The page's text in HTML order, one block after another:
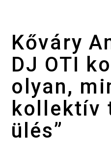
Kőváry
DJ OTI
olyan,
kollektív
ülés”